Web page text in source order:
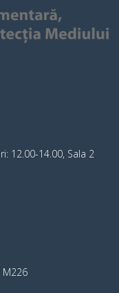
12.00-14.00, Sala 2
M226